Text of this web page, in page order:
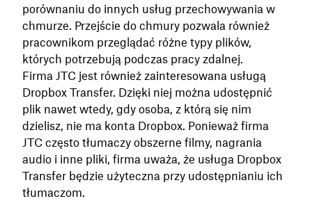
porównaniu do innych usług przechowywania w
chmurze. Przejście do chmury pozwala również
pracownikom przeglądać różne typy plików,
których potrzebują podczas pracy zdalnej.
Firma JTC jest również zainteresowana usługą
‌Dropbox Transfer. Dzięki niej można udostępnić
plik nawet wtedy, gdy osoba, z którą się nim
dzielisz, nie ma konta Dropbox. Ponieważ firma
JTC często tłumaczy obszerne filmy, nagrania
audio i inne pliki, firma uważa, że usługa Dropbox
Transfer będzie użyteczna przy udostępnianiu ich
tłumaczom.